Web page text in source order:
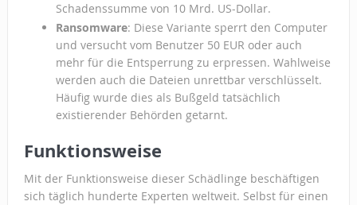
Schadenssumme von 10 Mrd. US-Dollar.
Ransomware: Diese Variante sperrt den Computer
und versucht vom Benutzer 50 EUR oder auch
mehr für die Entsperrung zu erpressen. Wahlweise
werden auch die Dateien unrettbar verschlüsselt.
Häufig wurde dies als Bußgeld tatsächlich
existierender Behörden getarnt.
Funktionsweise
Mit der Funktionsweise dieser Schädlinge beschäftigen
sich täglich hunderte Experten weltweit. Selbst für einen